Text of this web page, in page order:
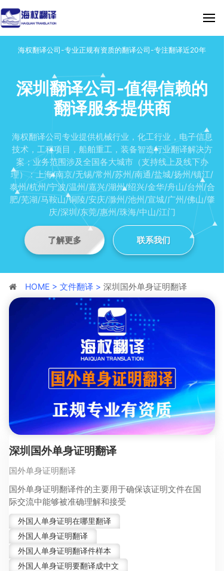
海权翻译公司-专业正规有资质的翻译公司-专注翻译近20年
深圳翻译公司-值得信赖的
翻译服务提供商
海权翻译公司专业提供机械行业，化工行业，电子信息
技术，工程项目，船舶重工，装备智造行业翻译解决方
案；业务范围涉及全国各大城市（支持线上及线下办
理）：上海/南京/无锡/常州/苏州/南通/盐城/扬州/镇江/
泰州/杭州/宁波/温州/嘉兴/湖州/绍兴/金华/舟山/台州/合
肥/芜湖/马鞍山/铜陵/安庆/滁州/池州/宣城/广州/佛山/肇
庆/深圳/东莞/惠州/珠海/中山/江门
了解更多 联系我们
HOME > 文件翻译 > 深圳国外单身证明翻译
深圳国外单身证明翻译
国外单身证明翻译
国外单身证明翻译件的主要用于确保该证明文件在国
际交流中能够被准确理解和接受
外国人单身证明在哪里翻译
外国人单身证明翻译
外国人单身证明翻译件样本
外国人单身证明要翻译成中文